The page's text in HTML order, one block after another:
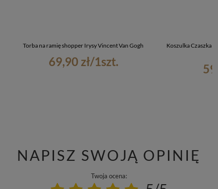
Torba na ramię shopper Irysy Vincent Van Gogh
69,90 zł/1szt.
Koszulka Czaszka
NAPISZ SWOJĄ OPINIĘ
Twoja ocena: